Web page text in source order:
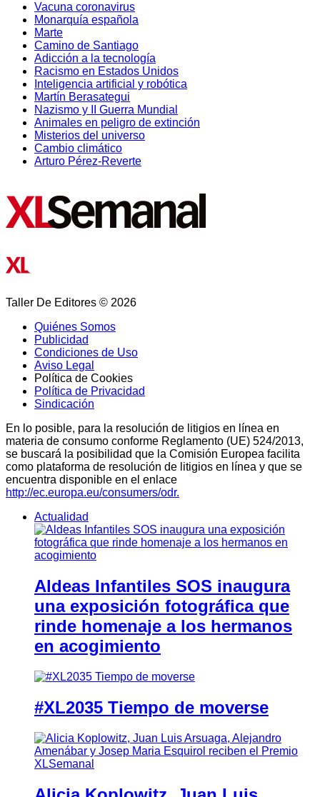
Vacuna coronavirus
Monarquía española
Marte
Camino de Santiago
Adicción a la tecnología
Racismo en Estados Unidos
Inteligencia artificial y robótica
Martín Berasategui
Nazismo y II Guerra Mundial
Animales en peligro de extinción
Misterios del universo
Cambio climático
Arturo Pérez-Reverte
Taller De Editores © 2026
Quiénes Somos
Publicidad
Condiciones de Uso
Aviso Legal
Política de Cookies
Política de Privacidad
Sindicación
En lo posible, para la resolución de litigios en línea en
materia de consumo conforme Reglamento (UE) 524/2013,
se buscará la posibilidad que la Comisión Europea facilita
como plataforma de resolución de litigios en línea y que se
encuentra disponible en el enlace
http://ec.europa.eu/consumers/odr.
Actualidad
Aldeas Infantiles SOS inaugura
una exposición fotográfica que
rinde homenaje a los hermanos
en acogimiento
#XL2035 Tiempo de moverse